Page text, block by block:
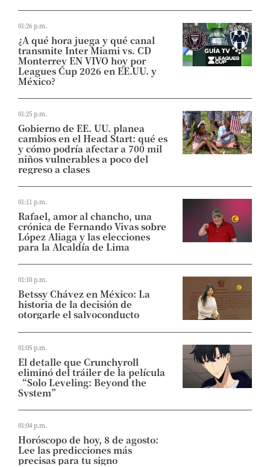
01:26 p.m.
¿A qué hora juega y qué canal
transmite Inter Miami vs. CD
Monterrey EN VIVO hoy por
Leagues Cup 2026 en EE.UU. y
México?
01:25 p.m.
Gobierno de EE. UU. planea
cambios en el Head Start: qué es
y cómo podría afectar a 700 mil
niños vulnerables a poco del
regreso a clases
01:11 p.m.
Rafael, amor al chancho, una
crónica de Fernando Vivas sobre
López Aliaga y las elecciones
para la Alcaldía de Lima
01:10 p.m.
Betssy Chávez en México: La
historia de la decisión de
otorgarle el salvoconducto
01:05 p.m.
El detalle que Crunchyroll
eliminó del tráiler de la película
“Solo Leveling: Beyond the
System”
01:04 p.m.
Horóscopo de hoy, 8 de agosto:
Lee las predicciones más
precisas para tu signo